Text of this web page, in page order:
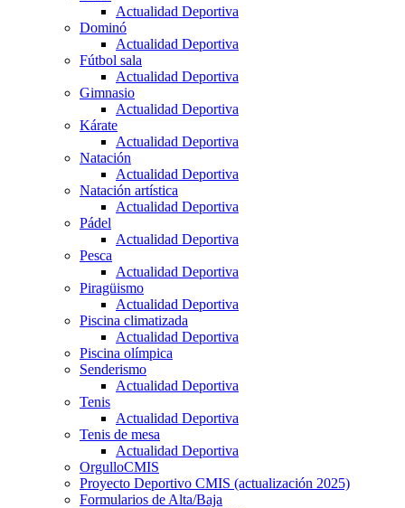
Actualidad Deportiva
Dominó
Actualidad Deportiva
Fútbol sala
Actualidad Deportiva
Gimnasio
Actualidad Deportiva
Kárate
Actualidad Deportiva
Natación
Actualidad Deportiva
Natación artística
Actualidad Deportiva
Pádel
Actualidad Deportiva
Pesca
Actualidad Deportiva
Piragüismo
Actualidad Deportiva
Piscina climatizada
Actualidad Deportiva
Piscina olímpica
Senderismo
Actualidad Deportiva
Tenis
Actualidad Deportiva
Tenis de mesa
Actualidad Deportiva
OrgulloCMIS
Proyecto Deportivo CMIS (actualización 2025)
Formularios de Alta/Baja